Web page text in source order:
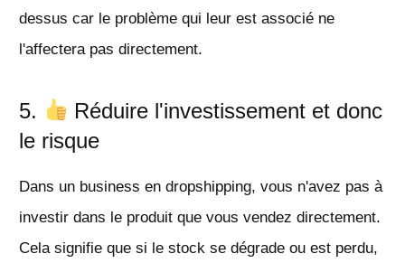
dessus car le problème qui leur est associé ne
l'affectera pas directement.
5.
Réduire l'investissement et donc
le risque
Dans un business en dropshipping, vous n'avez pas à
investir dans le produit que vous vendez directement.
Cela signifie que si le stock se dégrade ou est perdu,